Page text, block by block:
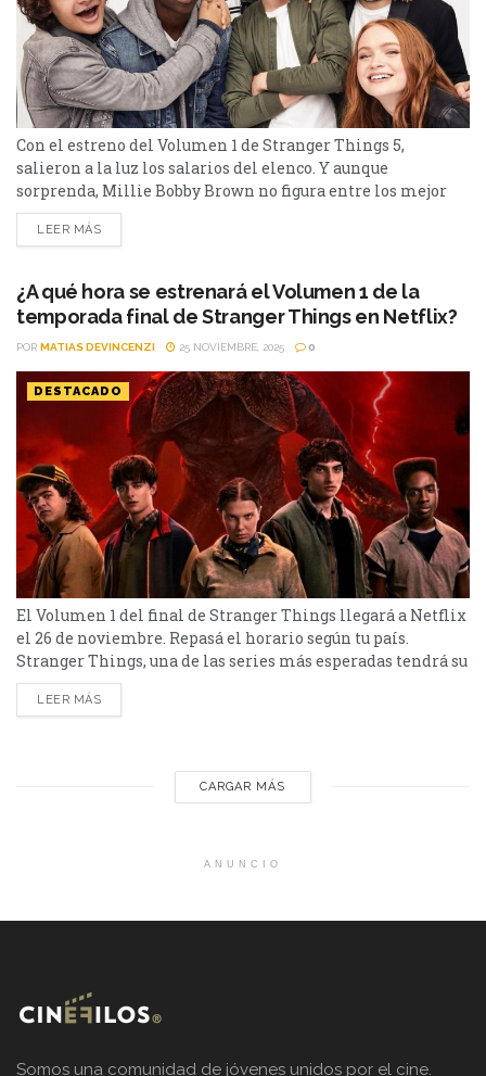
Con el estreno del Volumen 1 de Stranger Things 5,
salieron a la luz los salarios del elenco. Y aunque
sorprenda, Millie Bobby Brown no figura entre los mejor
pagados El fenómeno Stranger Things volvió a romper
Netflix con el debut de su quinta temporada. Y, como
uno de los datos...
LEER MÁS
¿A qué hora se estrenará el Volumen 1 de la
temporada final de Stranger Things en Netflix?
POR MATIAS DEVINCENZI 25 NOVIEMBRE, 2025 0
DESTACADO
El Volumen 1 del final de Stranger Things llegará a Netflix
el 26 de noviembre. Repasá el horario según tu país.
Stranger Things, una de las series más esperadas tendrá su
final. El mismo se dividirá en tres partes y se estrenará de
manera simultánea en todo el mundo. El volumen 1, que
LEER MÁS
CARGAR MÁS
ANUNCIO
Somos una comunidad de jóvenes unidos por el cine.